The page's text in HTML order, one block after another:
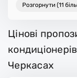
Розгорнути (11
Цінові
Черкасах